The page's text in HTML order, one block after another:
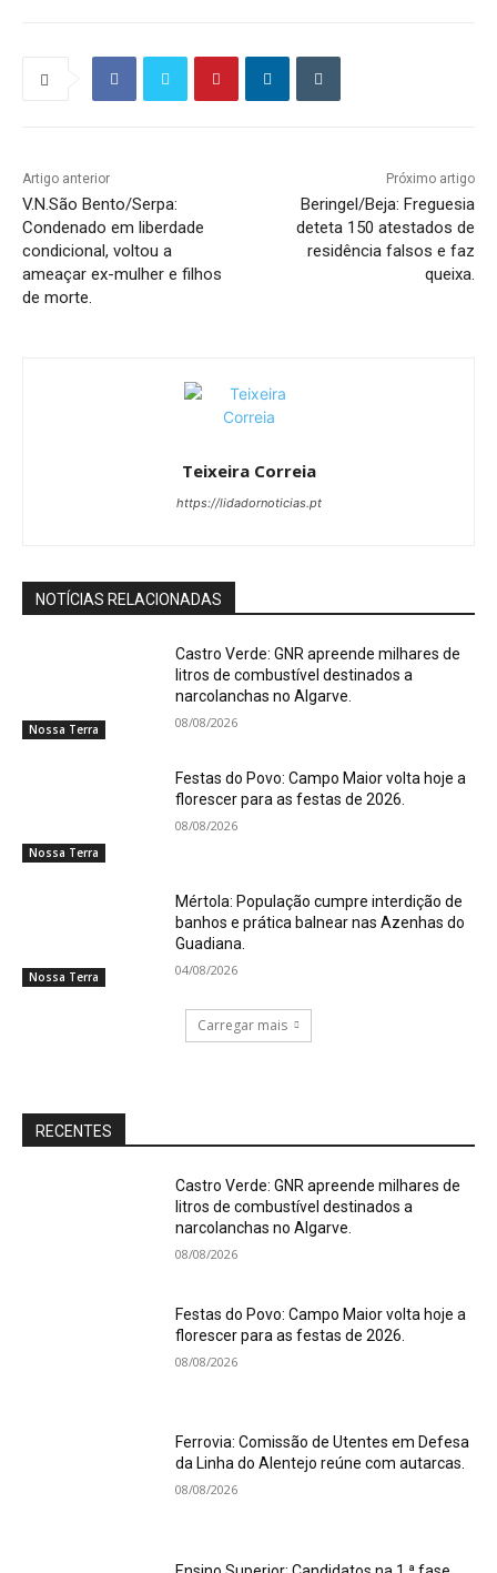
Artigo anterior
V.N.São Bento/Serpa:
Condenado em liberdade
condicional, voltou a
ameaçar ex-mulher e filhos
de morte.
Próximo artigo
Beringel/Beja: Freguesia
deteta 150 atestados de
residência falsos e faz
queixa.
Teixeira Correia
https://lidadornoticias.pt
NOTÍCIAS RELACIONADAS
Nossa Terra
Castro Verde: GNR apreende milhares de
litros de combustível destinados a
narcolanchas no Algarve.
08/08/2026
Nossa Terra
Festas do Povo: Campo Maior volta hoje a
florescer para as festas de 2026.
08/08/2026
Nossa Terra
Mértola: População cumpre interdição de
banhos e prática balnear nas Azenhas do
Guadiana.
04/08/2026
Carregar mais
RECENTES
Castro Verde: GNR apreende milhares de
litros de combustível destinados a
narcolanchas no Algarve.
08/08/2026
Festas do Povo: Campo Maior volta hoje a
florescer para as festas de 2026.
08/08/2026
Ferrovia: Comissão de Utentes em Defesa
da Linha do Alentejo reúne com autarcas.
08/08/2026